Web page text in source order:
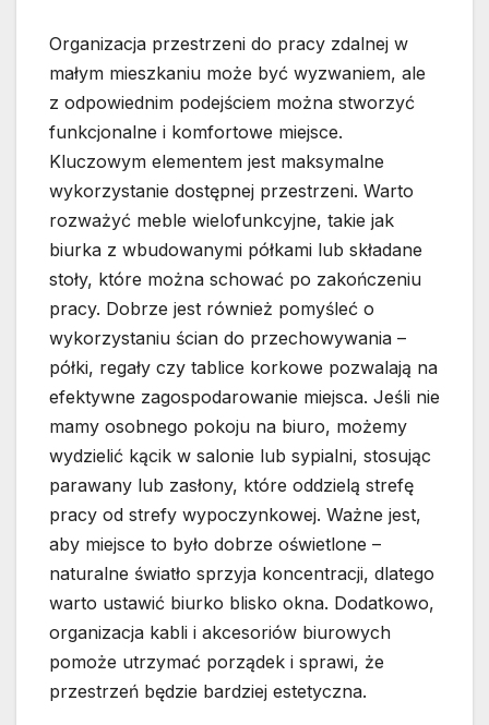
Organizacja przestrzeni do pracy zdalnej w
małym mieszkaniu może być wyzwaniem, ale
z odpowiednim podejściem można stworzyć
funkcjonalne i komfortowe miejsce.
Kluczowym elementem jest maksymalne
wykorzystanie dostępnej przestrzeni. Warto
rozważyć meble wielofunkcyjne, takie jak
biurka z wbudowanymi półkami lub składane
stoły, które można schować po zakończeniu
pracy. Dobrze jest również pomyśleć o
wykorzystaniu ścian do przechowywania –
półki, regały czy tablice korkowe pozwalają na
efektywne zagospodarowanie miejsca. Jeśli nie
mamy osobnego pokoju na biuro, możemy
wydzielić kącik w salonie lub sypialni, stosując
parawany lub zasłony, które oddzielą strefę
pracy od strefy wypoczynkowej. Ważne jest,
aby miejsce to było dobrze oświetlone –
naturalne światło sprzyja koncentracji, dlatego
warto ustawić biurko blisko okna. Dodatkowo,
organizacja kabli i akcesoriów biurowych
pomoże utrzymać porządek i sprawi, że
przestrzeń będzie bardziej estetyczna.